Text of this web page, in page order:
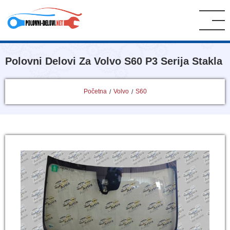
Polovni Delovi Za Volvo S60 P3 Serija Stakla
Početna Volvo S60